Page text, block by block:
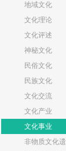
地域文化
文化理论
文化评述
神秘文化
民俗文化
民族文化
文化交流
文化产业
文化事业
非物质文化